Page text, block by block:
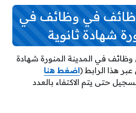
في وظائف في
شهادة ثانوية
وظائف في المدينة المنورة شهادة
عبر هذا الرابط (اضغط هنا
حتى يتم الاكتفاء بالعدد